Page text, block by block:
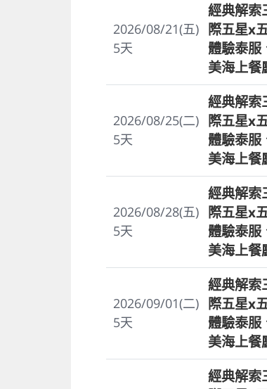
2026/08/21(五)
5天
經典解索
際五星x
體驗泰服
美海上餐
2026/08/25(二)
5天
經典解索
際五星x
體驗泰服
美海上餐
2026/08/28(五)
5天
經典解索
際五星x
體驗泰服
美海上餐
2026/09/01(二)
5天
經典解索
際五星x
體驗泰服
美海上餐
經典解索